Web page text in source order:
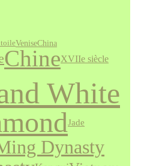
VeniseChina
ChineXVIIe siècle
White
Jade
Dynasty